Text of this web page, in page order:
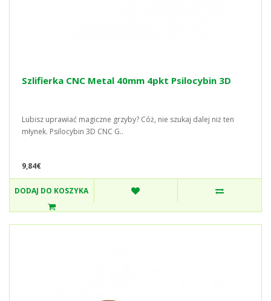
Szlifierka CNC Metal 40mm 4pkt Psilocybin 3D
Lubisz uprawiać magiczne grzyby? Cóż, nie szukaj dalej niż ten
młynek. Psilocybin 3D CNC G..
9,84€
DODAJ DO KOSZYKA